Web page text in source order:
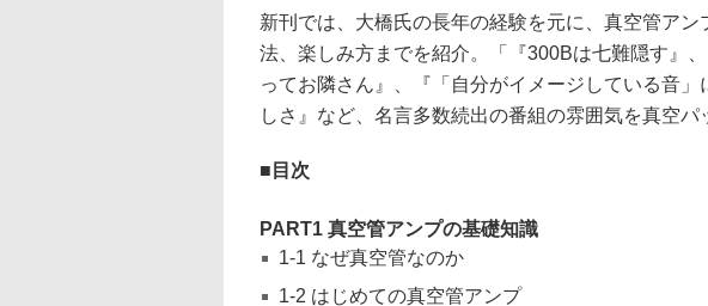
新刊では、大橋氏の長年の経験を元に、真空管ア
法、楽しみ方までを紹介。「『300Bは七難隠す』
ってお隣さん』、『「自分がイメージしている音
しさ』など、名言多数続出の番組の雰囲気を真空パ
目次
PART1 真空管アンプの基礎知識
1-1 なぜ真空管なのか
1-2 はじめての真空管アンプ